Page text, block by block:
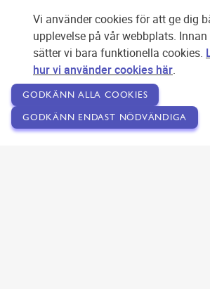
Vi använder cookies för att ge dig
upplevelse på vår webbplats.
sätter vi bara funktionella cookies.
hur vi använder cookies här.
GODKÄNN ALLA COOKIES
GODKÄNN ENDAST NÖDVÄNDIGA